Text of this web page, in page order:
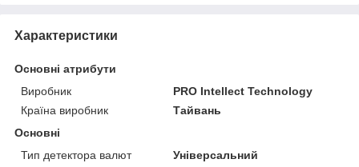
Характеристики
Основні атрибути
Виробник
PRO Intellect Technology
Країна виробник
Тайвань
Основні
Тип детектора валют
Універсальний